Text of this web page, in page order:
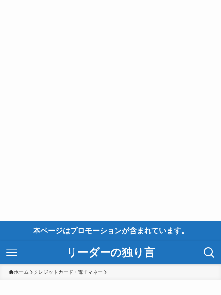
本ページはプロモーションが含まれています。
リーダーの独り言
ホーム クレジットカード・電子マネー